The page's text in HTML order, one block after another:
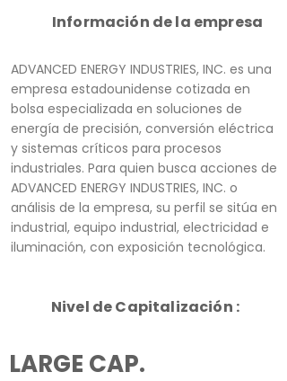
Información de la empresa
ADVANCED ENERGY INDUSTRIES, INC. es una
empresa estadounidense cotizada en
bolsa especializada en soluciones de
energía de precisión, conversión eléctrica
y sistemas críticos para procesos
industriales. Para quien busca acciones de
ADVANCED ENERGY INDUSTRIES, INC. o
análisis de la empresa, su perfil se sitúa en
industrial, equipo industrial, electricidad e
iluminación, con exposición tecnológica.
Nivel de Capitalización :
LARGE CAP.